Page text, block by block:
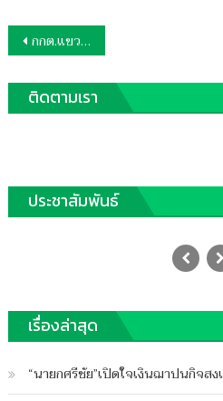
แนะแนว
เรื่อง
กกต.แขวนนาย อบจ.อีก8จังหวัดมีชุมพรด้วย
ติดตามเรา
ประชาสัมพันธ์
เฮลิคอปเ
ร่อนลงฉุก
on
Author
ปิดความ
เรื่องล่าสุด
“นายกศรีชัย”เปิดใจเงินฌาปนกิจสง